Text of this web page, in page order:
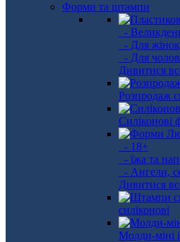
Форми та штампи
-
- Для
- Для
Дивитися
Розпродаж
Силіконові
- 18+
- їжа та
- Ангели,
Дивитися
силіконові
Молди-міні